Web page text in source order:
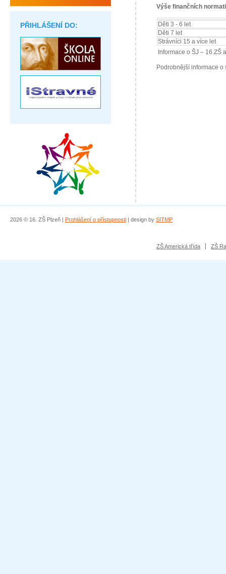
PŘIHLÁŠENÍ DO:
Výše finančních
Děti 3 - 6 let
Děti 7 let
Strávníci 15 a více let
Informace o ŠJ – 16.ZŠ
Podrobnější informace o
2026 © 16. ZŠ Plzeň | Prohlášení o přístupnosti | design by SITMP
ZŠ Americká třída ZŠ